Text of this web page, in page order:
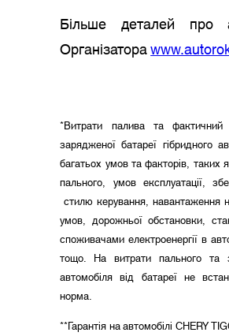
Більше деталей про
Організатора
*Витрати палива та
зарядженої батареї гібридного
багатьох умов та факторів, таких
пального, умов експлуатації,
стилю керування, навантаження
умов, дорожньої обстановки,
споживачами електроенергії в
тощо. На витрати пального та
автомобіля від батареї не
норма.
**Гарантія на автомобілі CHERY